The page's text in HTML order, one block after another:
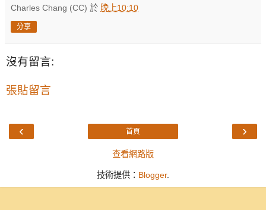
Charles Chang (CC) 於 晚上10:10
分享
沒有留言:
張貼留言
‹ ›
首頁
查看網路版
技術提供： Blogger.